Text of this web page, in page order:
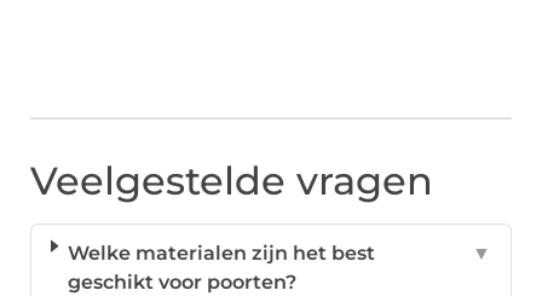
Veelgestelde vragen
Welke materialen zijn het best
geschikt voor poorten?
▼